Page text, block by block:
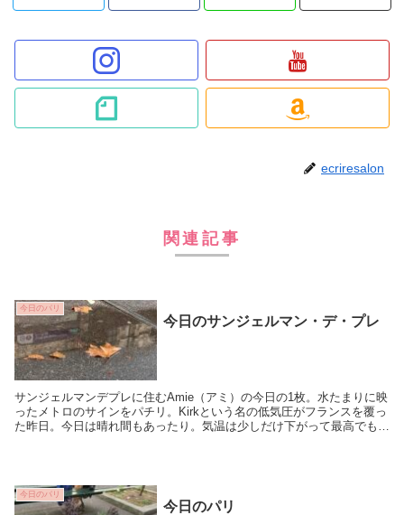
ecriresalon
関連記事
今日のパリ
今日のサンジェルマン・デ・プレ
サンジェルマンデプレに住むAmie（アミ）の今日の1枚。水たまりに映
ったメトロのサインをパチリ。Kirkという名の低気圧がフランスを覆っ
た昨日。今日は晴れ間もあったり。気温は少しだけ下がって最高でも
今日のパリ
今日のパリ